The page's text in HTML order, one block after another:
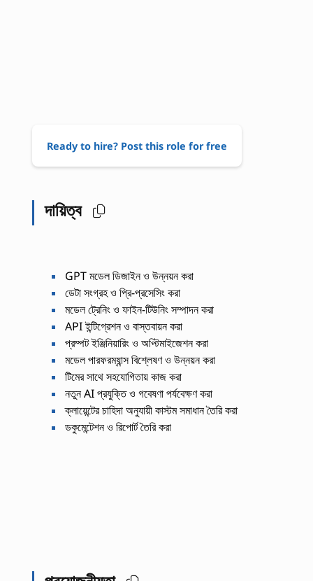
Ready to hire? Post this role for free
দায়িত্ব
GPT মডেল ডিজাইন ও উন্নয়ন করা
ডেটা সংগ্রহ ও প্রি-প্রসেসিং করা
মডেল ট্রেনিং ও ফাইন-টিউনিং সম্পাদন করা
API ইন্টিগ্রেশন ও বাস্তবায়ন করা
প্রম্পট ইঞ্জিনিয়ারিং ও অপ্টিমাইজেশন করা
মডেল পারফরম্যান্স বিশ্লেষণ ও উন্নয়ন করা
টিমের সাথে সহযোগিতায় কাজ করা
নতুন AI প্রযুক্তি ও গবেষণা পর্যবেক্ষণ করা
ক্লায়েন্টের চাহিদা অনুযায়ী কাস্টম সমাধান তৈরি করা
ডকুমেন্টেশন ও রিপোর্ট তৈরি করা